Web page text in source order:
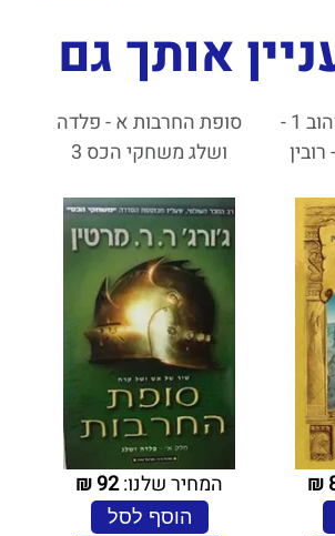
אותך גם
טרילוגיית האיש הזהוב 1 -
₪
סופת החרבות א - פלדה
ושלג משחקי הכס 3
המחיר שלנו:92
₪
הוסף לסל